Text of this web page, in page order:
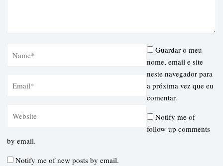
Guardar o meu
nome, email e site
neste navegador para
a próxima vez que eu
comentar.
Notify me of
follow-up comments
by email.
Notify me of new posts by email.